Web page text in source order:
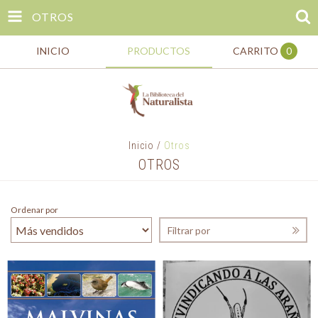
OTROS
INICIO PRODUCTOS CARRITO 0
Inicio / Otros
OTROS
Ordenar por
Filtrar por